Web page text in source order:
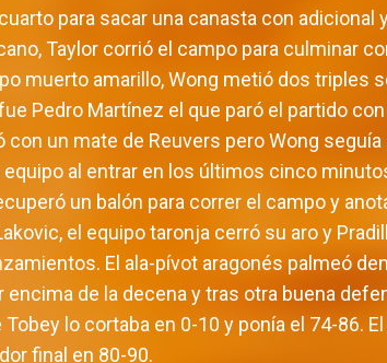
para sacar una canasta con adicional
Taylor corrió el campo para culminar
muerto amarillo, Wong metió dos triples
Pedro Martínez el que paró el partido
con un mate de Reuvers pero Wong
al entrar en los últimos cinco
un balón para correr el campo y
el equipo taronja cerró su aro y
El ala-pívot aragonés palmeó
encima de la decena y tras otra buena
lo cortaba en 0-10 y ponía el 74-86.
final en 80-90.